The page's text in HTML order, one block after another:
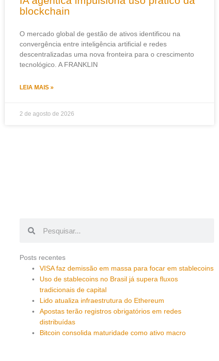
blockchain
O mercado global de gestão de ativos identificou na
convergência entre inteligência artificial e redes
descentralizadas uma nova fronteira para o crescimento
tecnológico. A FRANKLIN
LEIA MAIS »
2 de agosto de 2026
Posts recentes
VISA faz demissão em massa para focar em stablecoins
Uso de stablecoins no Brasil já supera fluxos
tradicionais de capital
Lido atualiza infraestrutura do Ethereum
Apostas terão registros obrigatórios em redes
distribuídas
Bitcoin consolida maturidade como ativo macro